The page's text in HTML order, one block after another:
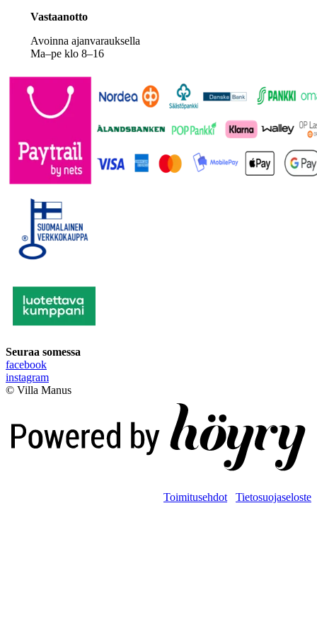
Vastaanotto
Avoinna ajanvarauksella
Ma–pe klo 8–16
Seuraa somessa
facebook
instagram
© Villa Manus
Toimitusehdot Tietosuojaseloste